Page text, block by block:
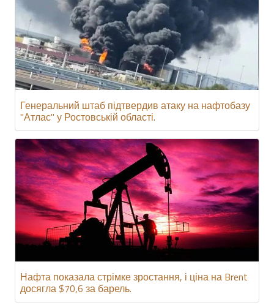
Генеральний штаб підтвердив атаку на нафтобазу
"Атлас" у Ростовській області.
Нафта показала стрімке зростання, і ціна на Brent
досягла $70,6 за барель.